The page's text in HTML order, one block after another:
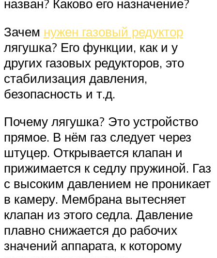
назван? Каково его назначение?
Зачем нужен газовый редуктор
лягушка? Его функции, как и у
других газовых редукторов, это
стабилизация давления,
безопасность и т.д.
Почему лягушка? Это устройство
прямое. В нём газ следует через
штуцер. Открывается клапан и
прижимается к седлу пружиной. Газ
с высоким давлением не проникает
в камеру. Мембрана вытесняет
клапан из этого седла. Давление
плавно снижается до рабочих
значений аппарата, к которому